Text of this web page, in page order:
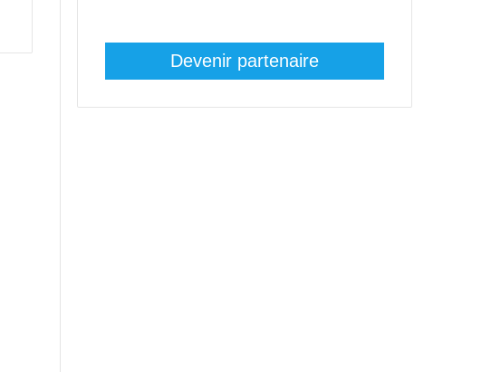
Devenir partenaire